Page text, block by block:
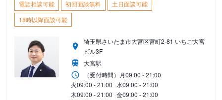
電話相談可能 初回面談無料
土日面談可能
18時以降面談可能
埼玉県さいたま市大宮区宮町2-81 いちご大宮
ビル3F
大宮駅
（受付時間） 月09:00 - 21:00
火09:00 - 21:00 水09:00 - 21:00
木09:00 - 21:00 金09:00 - 21:00